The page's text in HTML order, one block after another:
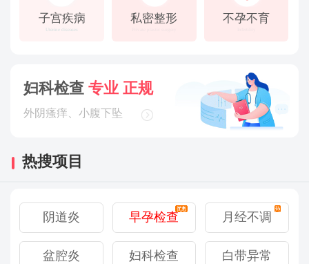
子宫疾病
Uterine diseases
私密整形 不孕不育
妇科检查专业 正规
外阴瘙痒、小腹下坠
热搜项目
宫颈炎
宫颈糜烂
多囊卵巢
子宫腺肌
石女
处女膜修复
阴道炎
盆腔炎
早孕检查
妇科检查
月经不调
白带异常
宫颈炎
宫颈糜烂
多囊卵巢
子宫腺肌
石女
处女膜修复
阴道炎
盆腔炎
早孕检查
妇科检查
月经不调
白带异常